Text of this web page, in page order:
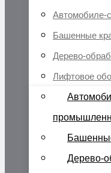
Автомобиле-
Башенные
Дерево-
Лифтовое
Дерево-